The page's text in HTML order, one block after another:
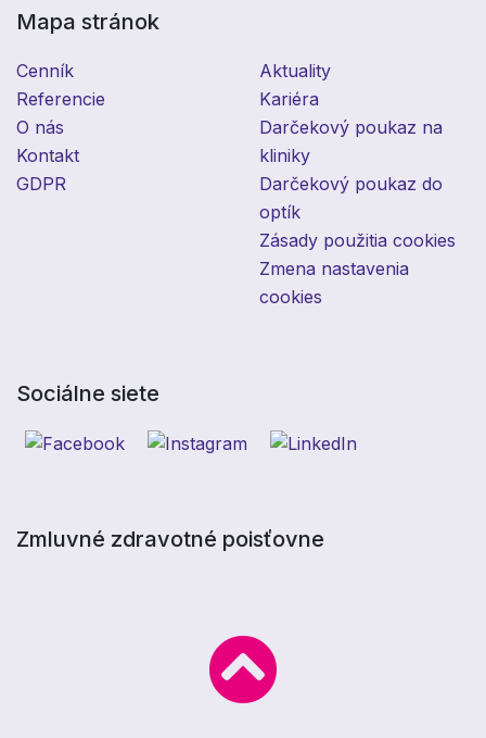
Mapa stránok
Cenník
Referencie
O nás
Kontakt
GDPR
Aktuality
Kariéra
Darčekový poukaz na
kliniky
Darčekový poukaz do
optík
Zásady použitia cookies
Zmena nastavenia
cookies
Sociálne siete
Zmluvné zdravotné poisťovne